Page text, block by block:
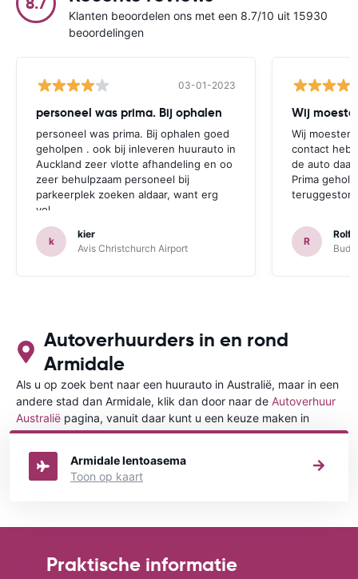
Klanten beoordelen ons met een 8.7/10 uit 15930
beoordelingen
03-01-2023
personeel was prima. Bij ophalen
personeel was prima. Bij ophalen goed
geholpen . ook bij inleveren huurauto in
Auckland zeer vlotte afhandeling en oo
zeer behulpzaam personeel bij
parkeerplek zoeken aldaar, want erg
vol.
k
kier
Avis Christchurch Airport
Wij
Wij moesten
contact
de auto
Prima
R
Rolf
Autoverhuurders in en rond
Armidale
Als u op zoek bent naar een huurauto in Australië, maar in een
andere stad dan Armidale, klik dan door naar de Autoverhuur
Australië pagina, vanuit daar kunt u een keuze maken in
welke stad in Australië u een auto huren wilt.
Armidale lentoasema
Toon op kaart
Praktische informatie